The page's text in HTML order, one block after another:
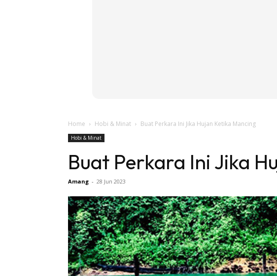
Home Hobi & Minat Buat Perkara Ini Jika Hujan Ketika Mancing
Hobi & Minat
Buat Perkara Ini Jika
Amang - 28 Jun 2023